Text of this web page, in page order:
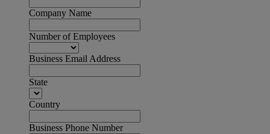
Company Name
Number of Employees
Business Email Address
State
Country
Business Phone Number